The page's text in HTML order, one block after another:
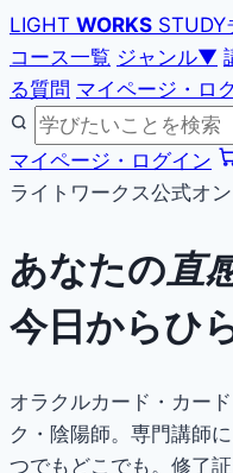
LIGHT WORKS STUDY
コース一覧 ジャンル▼
る質問 マイページ・ロ
マイページ・ログイン
ライトワークス公式オ
あなたの直
今日からひ
オラクルカード・カー
ク・陰陽師。専門講師
つでもどこでも。修了証